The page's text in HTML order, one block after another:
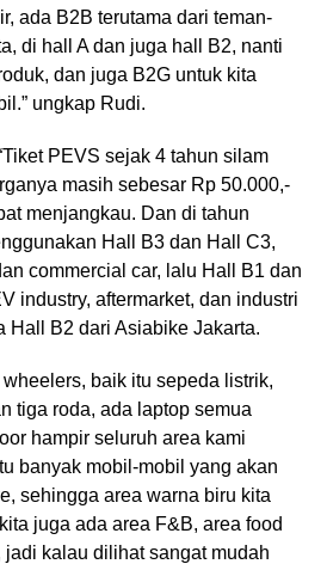
ada B2B terutama dari teman-
di hall A dan juga hall B2, nanti
dan juga B2G untuk kita
ungkap Rudi.
PEVS sejak 4 tahun silam
masih sebesar Rp 50.000,-
menjangkau. Dan di tahun
Hall B3 dan Hall C3,
commercial car, lalu Hall B1 dan
industry, aftermarket, dan industri
Hall B2 dari Asiabike Jakarta.
baik itu sepeda listrik,
tiga roda, ada laptop semua
hampir seluruh area kami
banyak mobil-mobil yang akan
sehingga area warna biru kita
juga ada area F&B, area food
kalau dilihat sangat mudah